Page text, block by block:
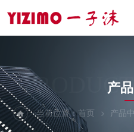
产
当前位置：首页 产品